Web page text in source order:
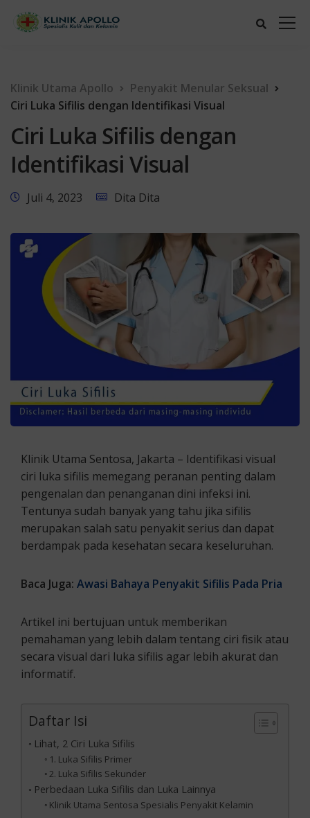
Klinik Utama Apollo
Penyakit Menular Seksual
Ciri Luka Sifilis dengan Identifikasi Visual
Ciri Luka Sifilis dengan
Identifikasi Visual
Juli 4, 2023 Dita Dita
Klinik Utama Sentosa, Jakarta – Identifikasi visual
ciri luka sifilis memegang peranan penting dalam
pengenalan dan penanganan dini infeksi ini.
Tentunya sudah banyak yang tahu jika sifilis
merupakan salah satu penyakit serius dan dapat
berdampak pada kesehatan secara keseluruhan.
Baca Juga: Awasi Bahaya Penyakit Sifilis Pada Pria
Artikel ini bertujuan untuk memberikan
pemahaman yang lebih dalam tentang ciri fisik atau
secara visual dari luka sifilis agar lebih akurat dan
informatif.
Daftar Isi
Lihat, 2 Ciri Luka Sifilis
1. Luka Sifilis Primer
2. Luka Sifilis Sekunder
Perbedaan Luka Sifilis dan Luka Lainnya
Klinik Utama Sentosa Spesialis Penyakit Kelamin